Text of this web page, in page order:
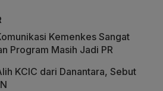
Kemenkes Sangat
Program Masih Jadi PR
KCIC dari Danantara, Sebut